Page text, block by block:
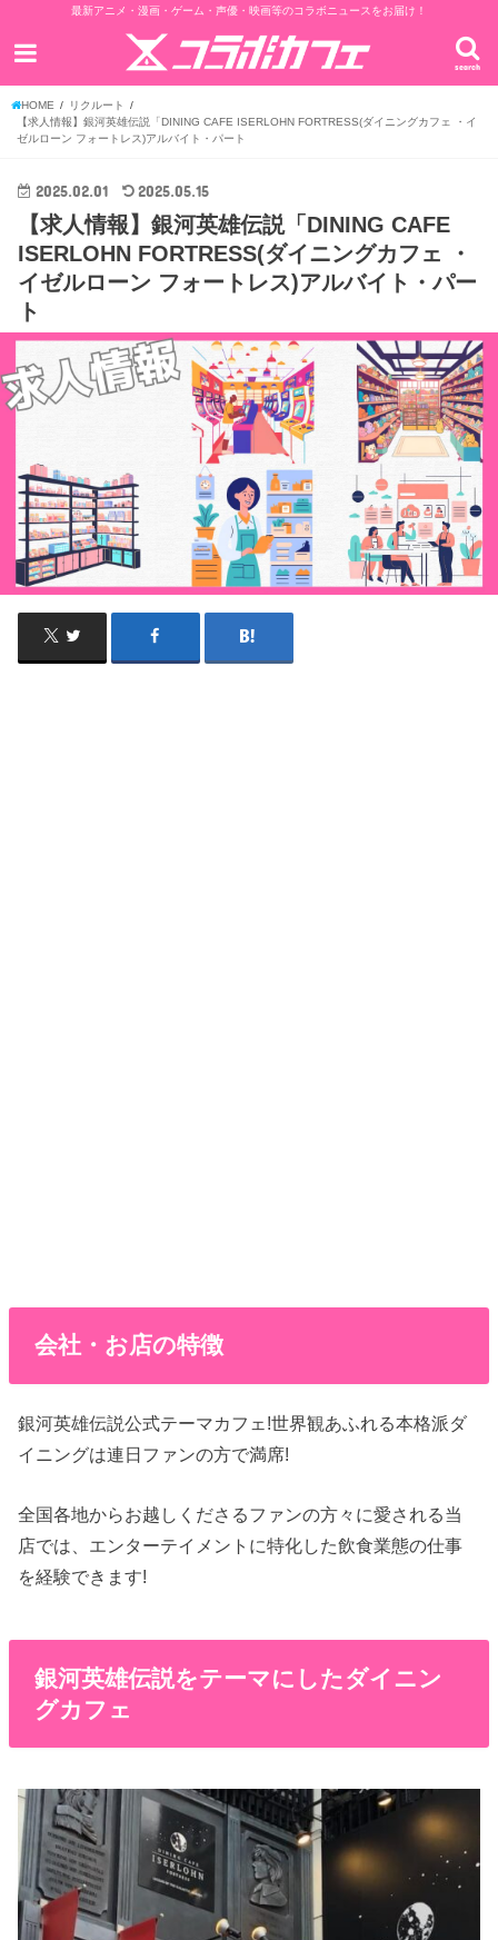
最新アニメ・漫画・ゲーム・声優・映画等のコラボニュースをお届け！
search
HOME
リクルート
【求人情報】銀河英雄伝説「DINING CAFE ISERLOHN FORTRESS(ダイニングカフェ ・イ
ゼルローン フォートレス)アルバイト・パート
2025.02.01 2025.05.15
【求人情報】銀河英雄伝説「DINING CAFE
ISERLOHN FORTRESS(ダイニングカフェ ・
イゼルローン フォートレス)アルバイト・パー
ト
会社・お店の特徴
銀河英雄伝説公式テーマカフェ!世界観あふれる本格派ダ
イニングは連日ファンの方で満席!
全国各地からお越しくださるファンの方々に愛される当
店では、エンターテイメントに特化した飲食業態の仕事
を経験できます!
銀河英雄伝説をテーマにしたダイニン
グカフェ